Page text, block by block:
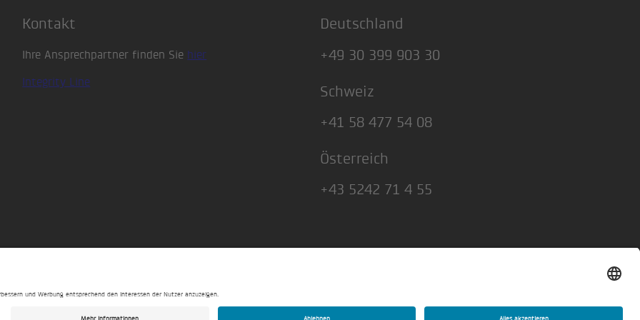
Kontakt
Ihre Ansprechpartner finden Sie hier
Integrity Line
Deutschland
+49 30 399 903 30
Schweiz
+41 58 477 54 08
Österreich
+43 5242 71 4 55